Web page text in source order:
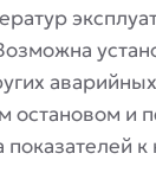
остановом и
показателей